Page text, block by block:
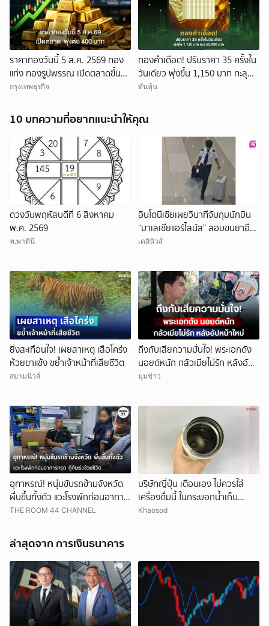
ราคาทองวันนี้ 5 ส.ค. 2569 ทอง
แท่ง ทองรูปพรรณ เปิดตลาดขึ้น
400 บาท
กรุงเทพธุรกิจ
ทองคำเดือด! ปรับราคา 35 ครั้งใน
วันเดียว พุ่งขึ้น 1,150 บาท ทะลุ
65,000 บาท
ทันหุ้น
10 บทความที่อยากแนะนำให้คุณ
ดวงวันพฤหัสบดีที่ 6 สิงหาคม
พ.ศ. 2569
พ.พาทินี
อินโดนีเซียเผยวินาทีจับกุมนักบิน
“มาเลเซียแอร์ไลน์ส” ลอบขนยาอี
26 กก.(คลิป)
เดลินิวส์
ยิ่งสะเทือนใจ! เผยสาเหตุ เสือโคร่ง
ห้วยขาแข้ง ขย้ำเจ้าหน้าที่เสียชีวิต
สยามนิวส์
ถึงกับเสียความมั่นใจ! พระเอกดัง
นอยด์หนัก กลัวเมียไม่รัก หลังอัป
หน้าใหม่
มุมข่าว
อุทาหรณ์! หนุ่มขับรถข้ามจังหวัด
ผื่นขึ้นทั้งตัว แวะโรงพักก่อนอาการ
ทรุด กู้ภัยเร่งช่วยชีวิต
THE ROOM 44 CHANNEL
บริษัทญี่ปุ่น เตือนเอง ไม่ควรใส่
เครื่องดื่มนี้ ในกระบอกน้ำเก็บ
อุณหภูมิ เสี่ยงเสียหายง่าย
Khaosod
ล่าสุดจาก การเงินธนาคาร